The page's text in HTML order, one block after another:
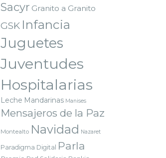
Sacyr Granito a Granito
GSK Infancia
Juguetes
Juventudes
Hospitalarias
Leche Mandarinas Manises
Mensajeros de la Paz
Montealto Navidad Nazaret
Paradigma Digital Parla